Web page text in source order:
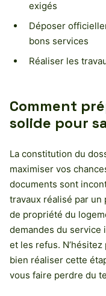
exigés
Déposer
bons services
Réaliser les
Comment
solide pour
La constitution du
maximiser vos
documents sont
travaux réalisé par
de propriété du
demandes du service
et les refus.
bien réaliser cette
vous faire perdre du